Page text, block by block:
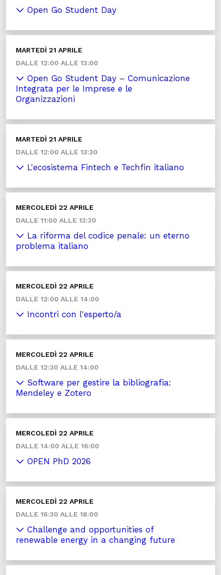
Open Go Student Day
MARTEDÌ 21 APRILE
DALLE 12:00 ALLE 13:00
Open Go Student Day – Comunicazione
Integrata per le Imprese e le
Organizzazioni
MARTEDÌ 21 APRILE
DALLE 12:00 ALLE 13:30
L'ecosistema Fintech e Techfin italiano
MERCOLEDÌ 22 APRILE
DALLE 11:00 ALLE 13:30
La riforma del codice penale: un eterno
problema italiano
MERCOLEDÌ 22 APRILE
DALLE 12:00 ALLE 14:00
Incontri con l'esperto/a
MERCOLEDÌ 22 APRILE
DALLE 12:30 ALLE 14:00
Software per gestire la bibliografia:
Mendeley e Zotero
MERCOLEDÌ 22 APRILE
DALLE 14:00 ALLE 16:00
OPEN PhD 2026
MERCOLEDÌ 22 APRILE
DALLE 16:30 ALLE 18:00
Challenge and opportunities of
renewable energy in a changing future